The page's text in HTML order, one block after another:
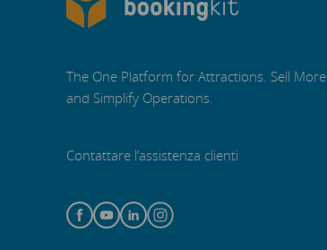
The One Platform for Attractions. Sell More
and Simplify Operations.
Contattare l’assistenza clienti